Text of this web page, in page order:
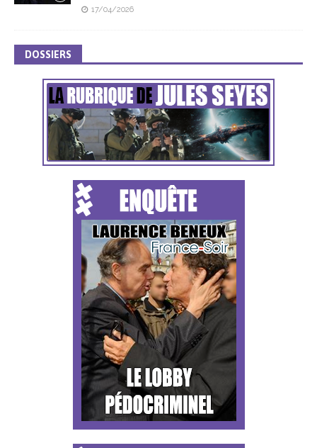
17/04/2026
DOSSIERS